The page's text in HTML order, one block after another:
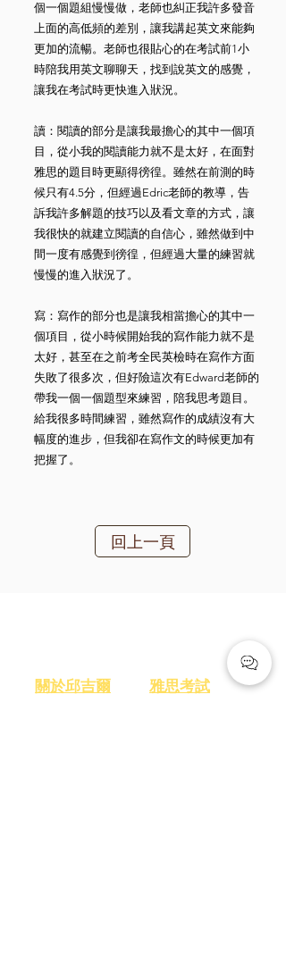
個一個題組慢慢做，老師也糾正我許多發音
上面的高低頻的差別，讓我講起英文來能夠
更加的流暢。老師也很貼心的在考試前1小
時陪我用英文聊聊天，找到說英文的感覺，
讓我在考試時更快進入狀況。
讀：閱讀的部分是讓我最擔心的其中一個項
目，從小我的閱讀能力就不是太好，在面對
雅思的題目時更顯得徬徨。雖然在前測的時
候只有4.5分，但經過Edric老師的教導，告
訴我許多解題的技巧以及看文章的方式，讓
我很快的就建立閱讀的自信心，雖然做到中
間一度有感覺到徬徨，但經過大量的練習就
慢慢的進入狀況了。
寫：寫作的部分也是讓我相當擔心的其中一
個項目，從小時候開始我的寫作能力就不是
太好，甚至在之前考全民英檢時在寫作方面
失敗了很多次，但好險這次有Edward老師的
帶我一個一個題型來練習，陪我思考題目。
給我很多時間練習，雖然寫作的成績沒有大
幅度的進步，但我卻在寫作文的時候更加有
把握了。
回上一頁
​關於邱吉爾
雅思考試